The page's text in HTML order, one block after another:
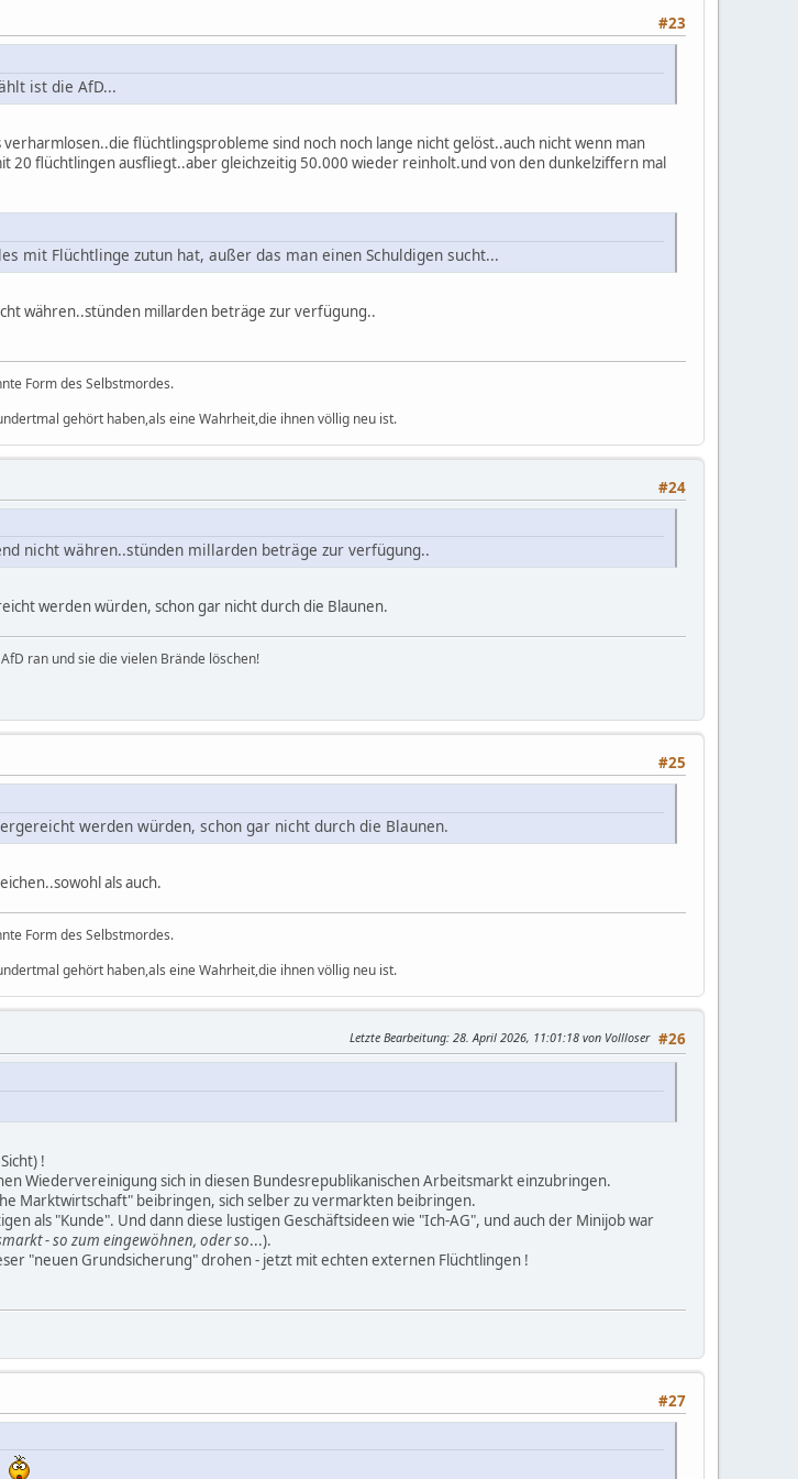
#23
ist die AfD...
flüchtlingsprobleme sind noch noch lange nicht gelöst..auch nicht wenn man
20 flüchtlingen ausfliegt..aber gleichzeitig 50.000 wieder reinholt.und von den dunkelziffern mal
mit Flüchtlinge zutun hat, außer das man einen Schuldigen sucht...
währen..stünden millarden beträge zur verfügung..
Form des Selbstmordes.
gehört haben,als eine Wahrheit,die ihnen völlig neu ist.
#24
nicht währen..stünden millarden beträge zur verfügung..
werden würden, schon gar nicht durch die Blaunen.
ran und sie die vielen Brände löschen!
#25
werden würden, schon gar nicht durch die Blaunen.
als auch.
Form des Selbstmordes.
gehört haben,als eine Wahrheit,die ihnen völlig neu ist.
#26
Letzte Bearbeitung: 28. April 2026, 11:01:18 von Vollloser
!
Wiedervereinigung sich in diesen Bundesrepublikanischen Arbeitsmarkt einzubringen.
Marktwirtschaft" beibringen, sich selber zu vermarkten beibringen.
als "Kunde". Und dann diese lustigen Geschäftsideen wie "Ich-AG", und auch der Minijob war
- so zum eingewöhnen, oder so...).
"neuen Grundsicherung" drohen - jetzt mit echten externen Flüchtlingen !
#27